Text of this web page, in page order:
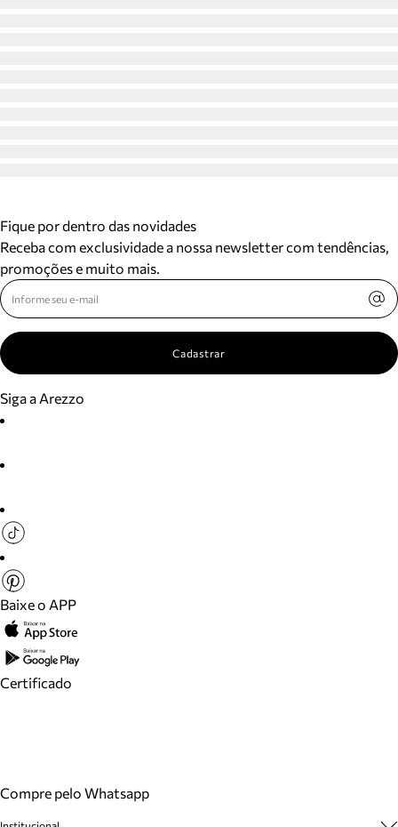
Fique por dentro das novidades
Receba com exclusividade a nossa newsletter com tendências,
promoções e muito mais.
Cadastrar
Siga a Arezzo
Baixe o APP
Certificado
Compre pelo Whatsapp